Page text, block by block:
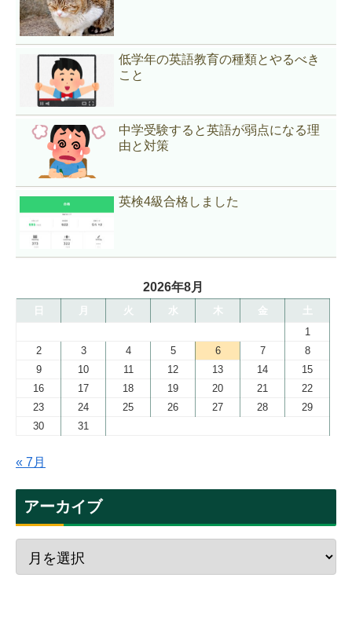
低学年の英語教育の種類とやるべき
こと
中学受験すると英語が弱点になる理
由と対策
英検4級合格しました
2026年8月
日 月 火 水 木 金
土
1
2
3 4 5 6 7
8
9
10 11 12 13 14
15
16
17 18 19 20 21
22
23
24 25 26 27 28
29
30
31
« 7月
アーカイブ